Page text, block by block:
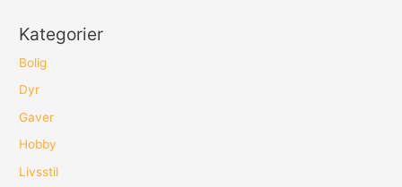
Kategorier
Bolig
Dyr
Gaver
Hobby
Livsstil